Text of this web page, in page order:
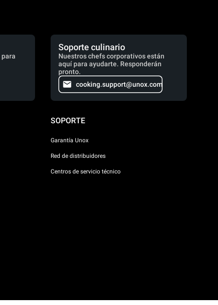
Soporte culinario
Nuestros chefs corporativos están
aquí para ayudarte. Responderán
pronto.
cooking.support@unox.com
SOPORTE
Garantía Unox
Red de distribuidores
Centros de servicio técnico